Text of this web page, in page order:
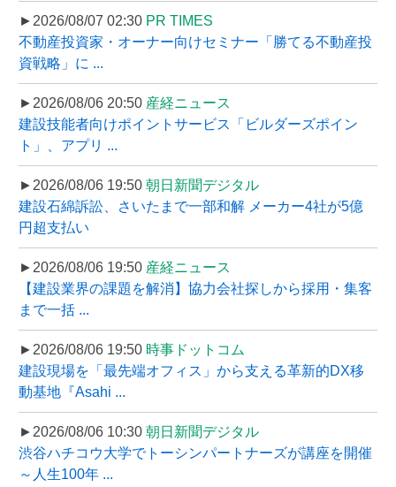
►2026/08/07 02:30 PR TIMES
不動産投資家・オーナー向けセミナー「勝てる不動産投
資戦略」に ...
►2026/08/06 20:50 産経ニュース
建設技能者向けポイントサービス「ビルダーズポイン
ト」、アプリ ...
►2026/08/06 19:50 朝日新聞デジタル
建設石綿訴訟、さいたまで一部和解 メーカー4社が5億
円超支払い
►2026/08/06 19:50 産経ニュース
【建設業界の課題を解消】協力会社探しから採用・集客
まで一括 ...
►2026/08/06 19:50 時事ドットコム
建設現場を「最先端オフィス」から支える革新的DX移
動基地『Asahi ...
►2026/08/06 10:30 朝日新聞デジタル
渋谷ハチコウ大学でトーシンパートナーズが講座を開催
～人生100年 ...